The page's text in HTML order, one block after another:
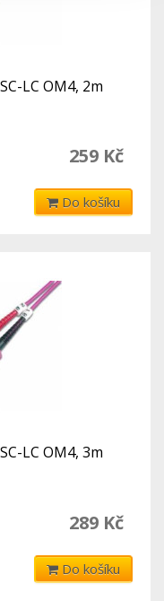
LC OM4, 2m
259 Kč
Do košíku
LC OM4, 3m
289 Kč
Do košíku